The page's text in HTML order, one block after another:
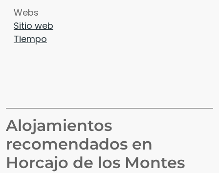
Webs
Sitio web
Tiempo
Alojamientos
recomendados en
Horcajo de los Montes